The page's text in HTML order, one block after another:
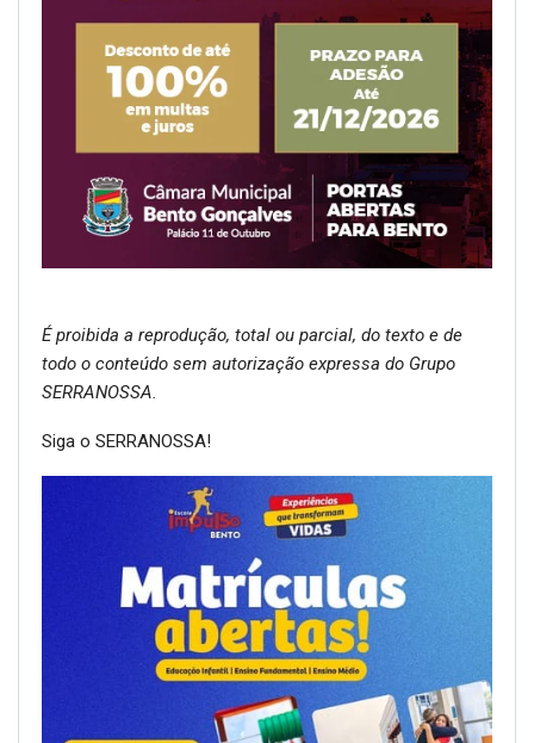
É proibida a reprodução, total ou parcial, do texto e de
todo o conteúdo sem autorização expressa do Grupo
SERRANOSSA.
Siga o SERRANOSSA!